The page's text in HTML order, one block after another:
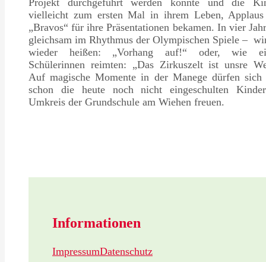
Projekt durchgeführt werden konnte und die
vielleicht zum ersten Mal in ihrem Leben,
„Bravos“ für ihre Präsentationen bekamen. In vier
gleichsam im Rhythmus der Olympischen Spiele –
wieder heißen: „Vorhang auf!“ oder, wie
Schülerinnen reimten: „Das Zirkuszelt ist unsre
Auf magische Momente in der Manege dürfen sich
schon die heute noch nicht eingeschulten
Umkreis der Grundschule am Wiehen freuen.
Informationen
ImpressumDatenschutz